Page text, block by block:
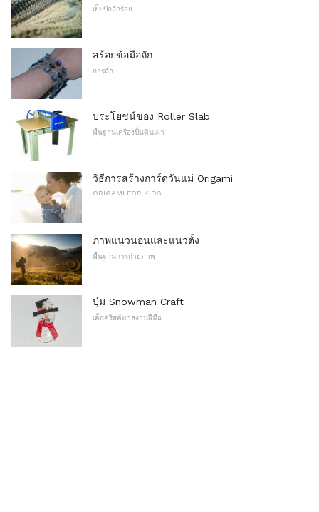
เย็บปักถักร้อย
สร้อยข้อมือถัก
การถัก
ประโยชน์ของ Roller Slab
พื้นฐานเครื่องปั้นดินเผา
วิธีการสร้างการ์ดวันแม่ Origami
ORIGAMI FOR KIDS
ภาพแนวนอนและแนวตั้ง
พื้นฐานการถ่ายภาพ
ปุ่ม Snowman Craft
เด็กคริสต์มาสงานฝีมือ